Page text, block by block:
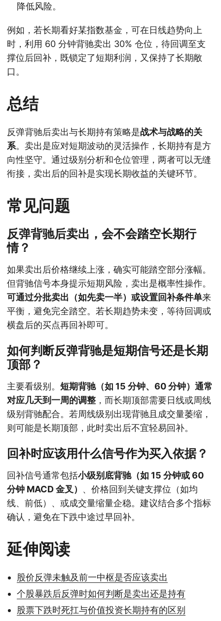
降低风险。
例如，若长期看好某指数基金，可在日线趋势向上
时，利用 60 分钟背驰卖出 30% 仓位，待回调至支
撑位后回补，既锁定了短期利润，又保持了长期敞
口。
总结
反弹背驰后卖出与长期持有策略是战术与战略的关
系。卖出是应对短期波动的灵活操作，长期持有是方
向性坚守。通过级别分析和仓位管理，两者可以无缝
衔接，卖出后的回补是实现长期收益的关键环节。
常见问题
反弹背驰后卖出，会不会踏空长期行
情？
如果卖出后价格继续上涨，确实可能踏空部分涨幅。
但背驰信号本身提示短期风险，卖出是概率性操作。
可通过分批卖出（如先卖一半）或设置回补条件单来
平衡，避免完全踏空。若长期趋势未变，等待回调或
横盘后的买点再回补即可。
如何判断反弹背驰是短期信号还是长期
顶部？
主要看级别。 短期背驰（如 15 分钟、60 分钟）通常
对应几天到一周的调整 ，而长期顶部需要日线或周线
级别背驰配合。若周线级别出现背驰且成交量萎缩，
则可能是长期顶部，此时卖出后不宜轻易回补。
回补时应该用什么信号作为买入依据？
回补信号通常包括小级别底背驰（如 15 分钟或 60
分钟 MACD 金叉） 、价格回到关键支撑位（如均
线、前低）、或成交量缩量企稳。建议结合多个指标
确认，避免在下跌中途过早回补。
延伸阅读
股价反弹未触及前一中枢是否应该卖出
个股暴跌后反弹时如何判断是卖出还是持有
股票下跌时死扛与价值投资长期持有的区别